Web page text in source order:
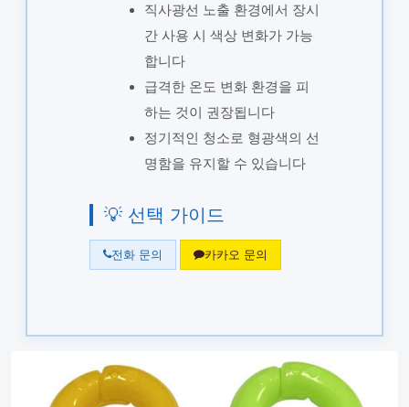
직사광선 노출 환경에서 장시
간 사용 시 색상 변화가 가능
합니다
급격한 온도 변화 환경을 피
하는 것이 권장됩니다
정기적인 청소로 형광색의 선
명함을 유지할 수 있습니다
💡 선택 가이드
전화 문의 카카오 문의